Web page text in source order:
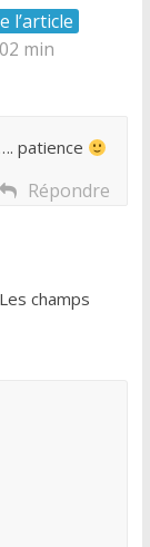
l’article
min
patience
Répondre
Les champs